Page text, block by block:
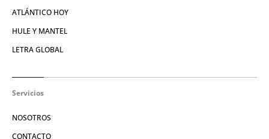
ATLÁNTICO HOY
HULE Y MANTEL
LETRA GLOBAL
Servicios
NOSOTROS
CONTACTO